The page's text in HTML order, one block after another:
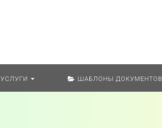
УСЛУГИ ШАБЛОНЫ ДОКУМЕНТОВ